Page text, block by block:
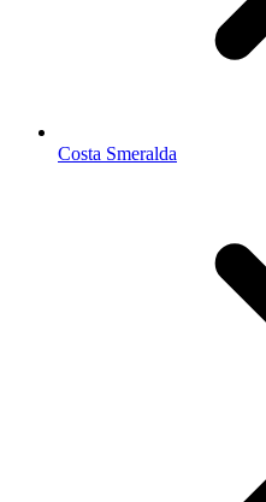
Costa Smeralda